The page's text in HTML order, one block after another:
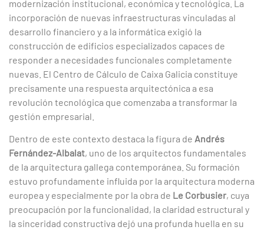
modernización institucional, económica y tecnológica. La
incorporación de nuevas infraestructuras vinculadas al
desarrollo financiero y a la informática exigió la
construcción de edificios especializados capaces de
responder a necesidades funcionales completamente
nuevas. El Centro de Cálculo de Caixa Galicia constituye
precisamente una respuesta arquitectónica a esa
revolución tecnológica que comenzaba a transformar la
gestión empresarial.
Dentro de este contexto destaca la figura de Andrés
Fernández-Albalat, uno de los arquitectos fundamentales
de la arquitectura gallega contemporánea. Su formación
estuvo profundamente influida por la arquitectura moderna
europea y especialmente por la obra de Le Corbusier, cuya
preocupación por la funcionalidad, la claridad estructural y
la sinceridad constructiva dejó una profunda huella en su